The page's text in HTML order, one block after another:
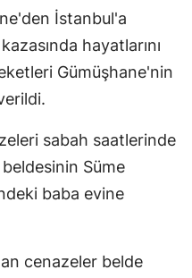
Gümüşhane
Hakkari
Isparta
Mersin
İzmir
İstanbul'a
hayatlarını
Gümüşhane'nin
sabah saatlerinde
Süme
baba evine
cenazeler belde